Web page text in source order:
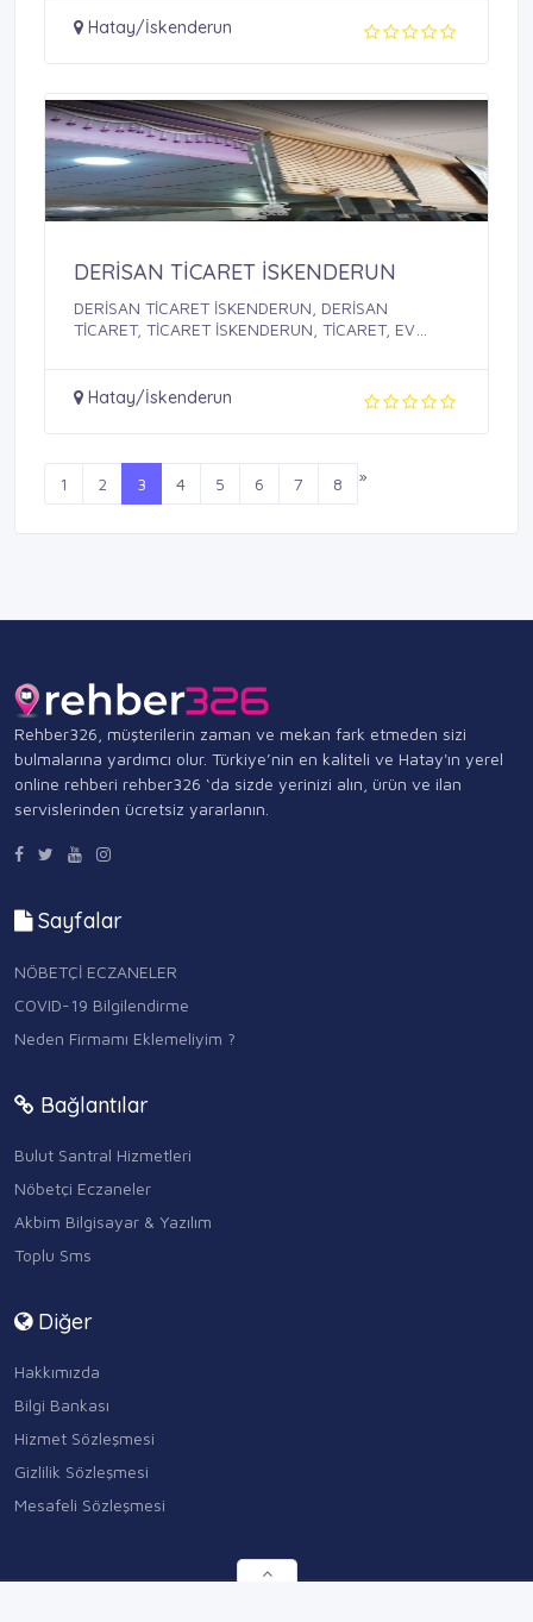
Hatay/İskenderun
DERİSAN TİCARET İSKENDERUN
DERİSAN TİCARET İSKENDERUN, DERİSAN
TİCARET, TİCARET İSKENDERUN, TİCARET, EV
Hatay/İskenderun
1 2 3 4 5 6 7 8 »
Rehber326, müşterilerin zaman ve mekan fark etmeden sizi
bulmalarına yardımcı olur. Türkiye’nin en kaliteli ve Hatay'ın yerel
online rehberi rehber326 ‘da sizde yerinizi alın, ürün ve ilan
servislerinden ücretsiz yararlanın.
Sayfalar
NÖBETÇİ ECZANELER
COVID-19 Bilgilendirme
Neden Firmamı Eklemeliyim ?
Bağlantılar
Bulut Santral Hizmetleri
Nöbetçi Eczaneler
Akbim Bilgisayar & Yazılım
Toplu Sms
Diğer
Hakkımızda
Bilgi Bankası
Hizmet Sözleşmesi
Gizlilik Sözleşmesi
Mesafeli Sözleşmesi